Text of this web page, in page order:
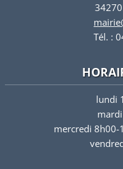
34270
Tél. :
lundi
mercredi 8h00-